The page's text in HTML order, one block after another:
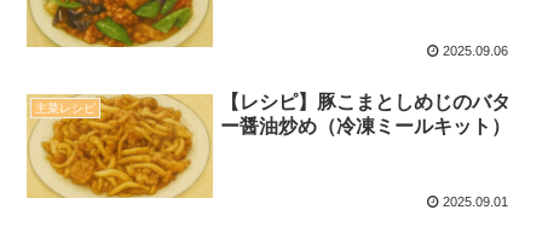
2025.09.06
主菜レシピ
【レシピ】豚こまとしめじのバタ
ー醤油炒め（冷凍ミールキット）
2025.09.01